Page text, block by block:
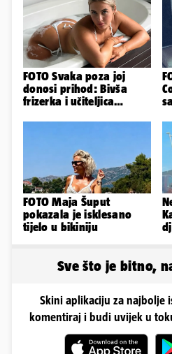
FOTO Svaka poza joj
donosi prihod: Bivša
frizerka i učiteljica
FOTO Maja Šuput
pokazala je isklesano
tijelo u bikiniju
Sve što je bitno,
Skini aplikaciju za najbolje
komentiraj i budi uvijek u